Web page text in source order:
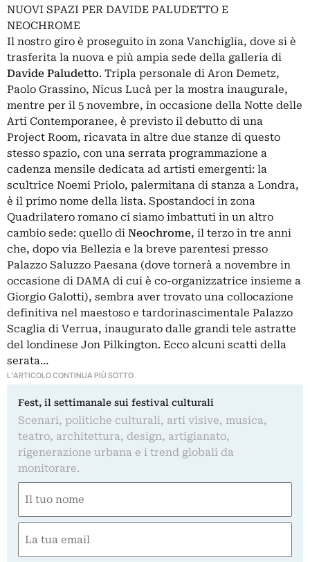
NUOVI SPAZI PER DAVIDE PALUDETTO E
NEOCHROME
Il nostro giro è proseguito in zona Vanchiglia, dove si è
trasferita la nuova e più ampia sede della galleria di
Davide Paludetto. Tripla personale di Aron Demetz,
Paolo Grassino, Nicus Lucà per la mostra inaugurale,
mentre per il 5 novembre, in occasione della Notte delle
Arti Contemporanee, è previsto il debutto di una
Project Room, ricavata in altre due stanze di questo
stesso spazio, con una serrata programmazione a
cadenza mensile dedicata ad artisti emergenti: la
scultrice Noemi Priolo, palermitana di stanza a Londra,
è il primo nome della lista. Spostandoci in zona
Quadrilatero romano ci siamo imbattuti in un altro
cambio sede: quello di Neochrome, il terzo in tre anni
che, dopo via Bellezia e la breve parentesi presso
Palazzo Saluzzo Paesana (dove tornerà a novembre in
occasione di DAMA di cui è co-organizzatrice insieme a
Giorgio Galotti), sembra aver trovato una collocazione
definitiva nel maestoso e tardorinascimentale Palazzo
Scaglia di Verrua, inaugurato dalle grandi tele astratte
del londinese Jon Pilkington. Ecco alcuni scatti della
serata…
L'ARTICOLO CONTINUA PIÙ SOTTO
Fest, il settimanale sui festival culturali
Scenari, politiche culturali, arti visive, musica,
teatro, architettura, design, artigianato,
rigenerazione urbana e i trend globali da
monitorare.
(Required)
First
(Required)